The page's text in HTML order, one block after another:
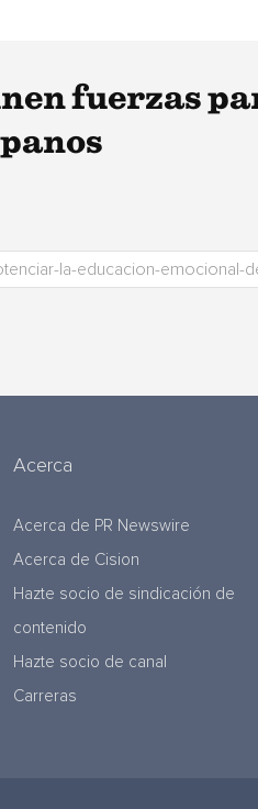
fuerzas
Acerca
Acerca de PR Newswire
Acerca de Cision
Hazte socio de sindicación de
contenido
Hazte socio de canal
Carreras